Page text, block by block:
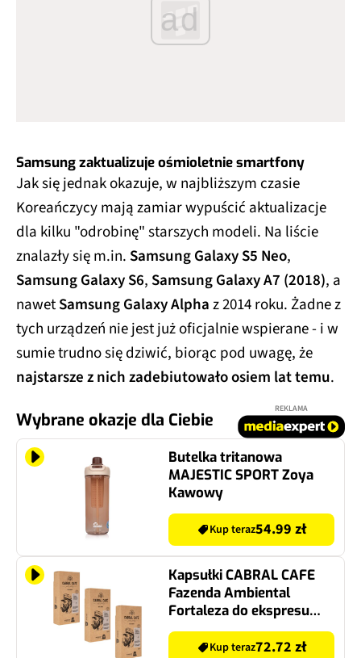
ad
Samsung zaktualizuje ośmioletnie smartfony
Jak się jednak okazuje, w najbliższym czasie
Koreańczycy mają zamiar wypuścić aktualizacje
dla kilku "odrobinę" starszych modeli. Na liście
znalazły się m.in. Samsung Galaxy S5 Neo,
Samsung Galaxy S6, Samsung Galaxy A7 (2018), a
nawetSamsung Galaxy Alphaz 2014 roku. Żadne z
tych urządzeń nie jest już oficjalnie wspierane - i w
sumie trudno się dziwić, biorąc pod uwagę, że
najstarsze z nich zadebiutowało osiem lat temu.
Wybrane okazje dla Ciebie
REKLAMA
Butelka tritanowa
MAJESTIC SPORT Zoya
Kawowy
Kup teraz54.99 zł
Kapsułki CABRAL CAFE
Fazenda Ambiental
Fortaleza do ekspresu
Nespresso (30 szt.)
Kup teraz72.72 zł